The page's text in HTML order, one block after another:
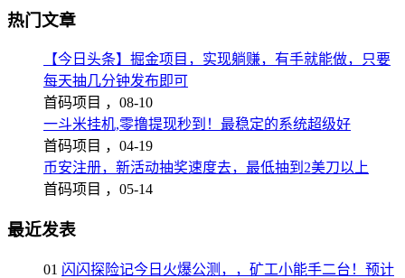
热门文章
【今日头条】掘金项目，实现躺赚，有手就能做，只要
每天抽几分钟发布即可
首码项目 ， 08-10
一斗米挂机,零撸提现秒到！最稳定的系统超级好
首码项目 ， 04-19
币安注册，新活动抽奖速度去，最低抽到2美刀以上
首码项目 ， 05-14
最近发表
01 闪闪探险记今日火爆公测，，矿工小能手二台！预计